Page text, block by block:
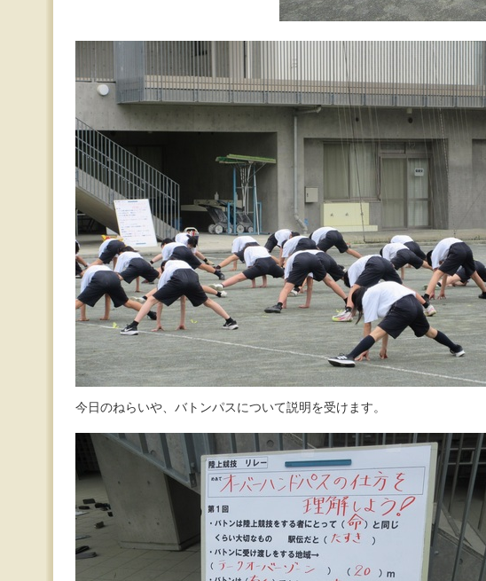
今日のねらいや、バトンパスについて説明を受けます。